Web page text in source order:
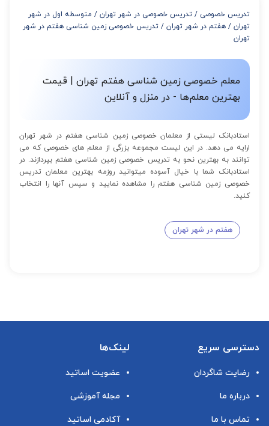
از 12 تا 15 جلسه: 7% تخفیف
از 16 تا 100 جلسه: 9% تخفیف
تدریس خصوصی / تدریس خصوصی در شهر تهران / متوسطه اول در شهر
تهران / هفتم در شهر تهران / تدریس خصوصی زمین شناسی هفتم در شهر
تهران
معلم خصوصی زمین شناسی هفتم تهران | قیمت
بهترین معلم‌ها - در منزل و آنلاین
استادبانک لیستی از معلمان خصوصی زمین شناسی هفتم در شهر تهران
ارایه می دهد. در این لیست مجموعه بزرگی از معلم های خصوصی که می
توانند به بهترین نحو به تدریس خصوصی زمین شناسی هفتم بپردازند. در
استادبانک شما با خیال آسوده میتوانید روزمه بهترین معلمان تدریس
خصوصی زمین شناسی هفتم را مشاهده نمایید و سپس آنها را انتخاب
کنید.
هفتم در شهر تهران
دسترسی سریع
رضایت شاگردان
درباره ما
تماس با ما
لینک‌ها
عضویت اساتید
مجله آموزشی
آکادمی اساتید